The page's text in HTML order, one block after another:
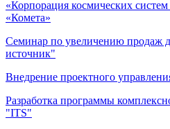
«Корпорация космических
«Комета»
Семинар по увеличению продаж
источник"
Внедрение проектного
Разработка программы
"ITS"